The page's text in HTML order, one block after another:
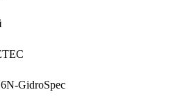
GidroSpec